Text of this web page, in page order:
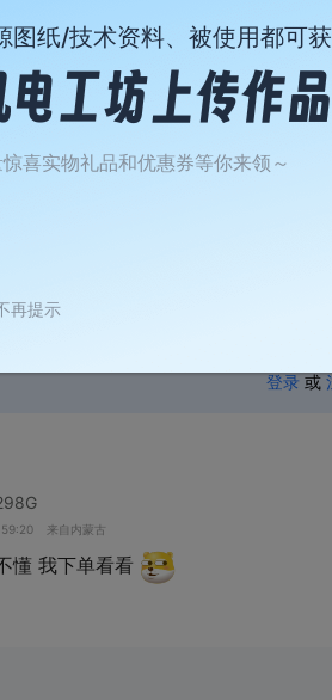
规格螺丝，前面板中间那俩通孔窟窿，
规格螺丝都是薄头薄头薄头，必须薄头
窿请使用螺丝为黑色304不锈钢内六角
还有四个盲孔，这四个盲孔需要使用M2
位还有俩盲孔，这俩盲孔需要使用M3丝
墨水屏，臆想造物，请三思而行。
费打样，但是，你下载我里面的那分体图
懒得再弄装配图了
登录 或
来自内蒙古
懂 我下单看看
图纸/技术资料、被使用都可
喜实物礼品和优惠券等你来领～
再提示